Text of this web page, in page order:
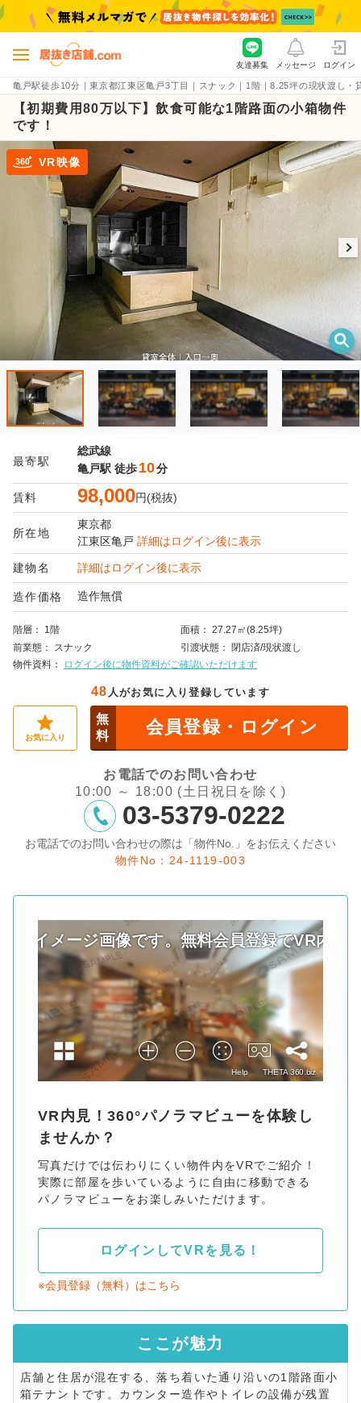
亀戸駅徒歩10分｜東京都江東区亀戸3丁目｜スナック｜1階｜8.25坪の現状渡し
友達募集 メッセージ ログイン
【初期費用80万以下】飲食可能な1階路面の小箱物件
です！
VR映像
最寄駅
総武線
亀戸駅 徒歩10分
賃料 98,000円(税抜)
所在地
東京都
江東区亀戸 詳細はログイン後に表示
建物名 詳細はログイン後に表示
造作価格 造作無償
階層 1階 面積
27.27㎡(8.25坪)
前業態
スナック 引渡状態
閉店済/現状渡し
物件資料
ログイン後に物件資料がご確認いただけます
48 人がお気に入り登録しています
お気に入り
無
料
会員登録・ログイン
お電話でのお問い合わせ
10:00 ～ 18:00 (土日祝日を除く)
03-5379-0222
お電話でのお問い合わせの際は「物件No.」をお伝えください
物件No：24-1119-003
VR内見！360°パノラマビューを体験し
ませんか？
写真だけでは伝わりにくい物件内をVRでご紹介！
実際に部屋を歩いているように自由に移動できる
パノラマビューをお楽しみいただけます。
ログインしてVRを見る！
※会員登録（無料）はこちら
ここが魅力
店舗と住居が混在する、落ち着いた通り沿いの1階路面小
箱テナントです。カウンター造作やトイレの設備が残置